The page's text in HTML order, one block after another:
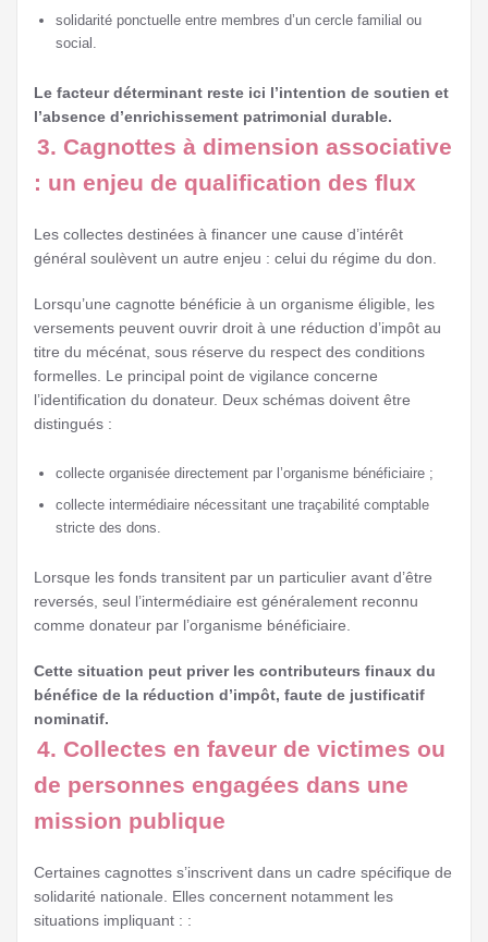
solidarité ponctuelle entre membres d’un cercle familial ou
social.
Le facteur déterminant reste ici l’intention de soutien et
l’absence d’enrichissement patrimonial durable.
3. Cagnottes à dimension associative
: un enjeu de qualification des flux
Les collectes destinées à financer une cause d’intérêt
général soulèvent un autre enjeu : celui du régime du don.
Lorsqu’une cagnotte bénéficie à un organisme éligible, les
versements peuvent ouvrir droit à une réduction d’impôt au
titre du mécénat, sous réserve du respect des conditions
formelles. Le principal point de vigilance concerne
l’identification du donateur. Deux schémas doivent être
distingués :
collecte organisée directement par l’organisme bénéficiaire ;
collecte intermédiaire nécessitant une traçabilité comptable
stricte des dons.
Lorsque les fonds transitent par un particulier avant d’être
reversés, seul l’intermédiaire est généralement reconnu
comme donateur par l’organisme bénéficiaire.
Cette situation peut priver les contributeurs finaux du
bénéfice de la réduction d’impôt, faute de justificatif
nominatif.
4. Collectes en faveur de victimes ou
de personnes engagées dans une
mission publique
Certaines cagnottes s’inscrivent dans un cadre spécifique de
solidarité nationale. Elles concernent notamment les
situations impliquant : :